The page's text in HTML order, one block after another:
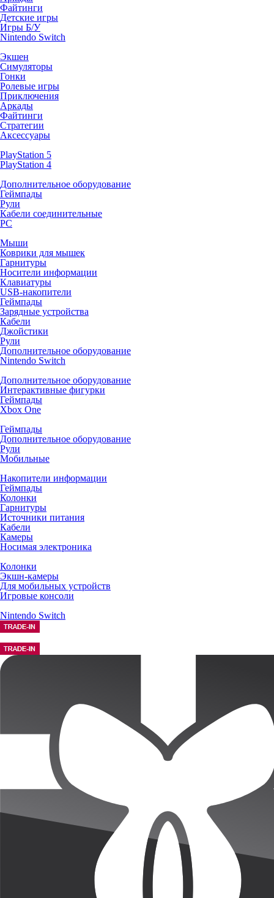
Файтинги
Детские игры
Игры Б/У
Nintendo Switch
Экшен
Симуляторы
Гонки
Ролевые игры
Приключения
Аркады
Файтинги
Стратегии
Аксессуары
PlayStation 5
PlayStation 4
Дополнительное оборудование
Геймпады
Рули
Кабели соединительные
PC
Мыши
Коврики для мышек
Гарнитуры
Носители информации
Клавиатуры
USB-накопители
Геймпады
Зарядные устройства
Кабели
Джойстики
Рули
Дополнительное оборудование
Nintendo Switch
Дополнительное оборудование
Интерактивные фигурки
Геймпады
Xbox One
Геймпады
Дополнительное оборудование
Рули
Мобильные
Накопители информации
Геймпады
Колонки
Гарнитуры
Источники питания
Кабели
Камеры
Носимая электроника
Колонки
Экшн-камеры
Для мобильных устройств
Игровые консоли
Nintendo Switch